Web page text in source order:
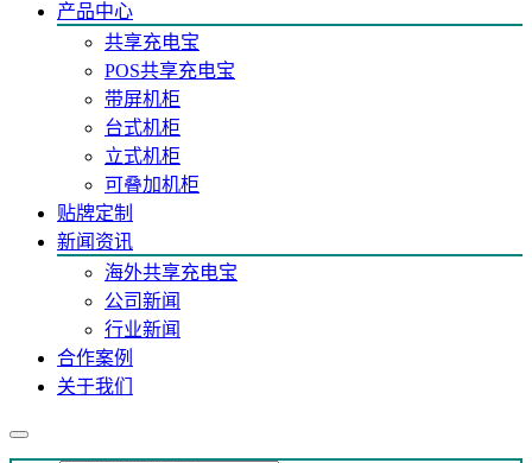
产品中心
共享充电宝
POS共享充电宝
带屏机柜
台式机柜
立式机柜
可叠加机柜
贴牌定制
新闻资讯
海外共享充电宝
公司新闻
行业新闻
合作案例
关于我们